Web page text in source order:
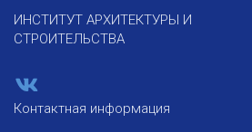
ИНСТИТУТ АРХИТЕКТУРЫ И
СТРОИТЕЛЬСТВА
Контактная информация